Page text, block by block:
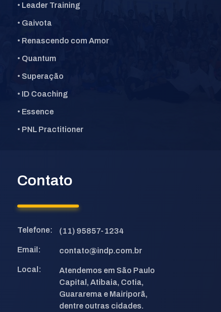
• Leader Training
• Gaivota
• Renascendo com Amor
• Quantum
• Superação
• ID Coaching
• Essence
• PNL Practitioner
Contato
Telefone: (11) 95857-1234
Email: contato@indp.com.br
Local:
Atendemos em São Paulo
Capital, Atibaia, Cotia,
Guararema e Mairiporã,
dentre outras cidades.